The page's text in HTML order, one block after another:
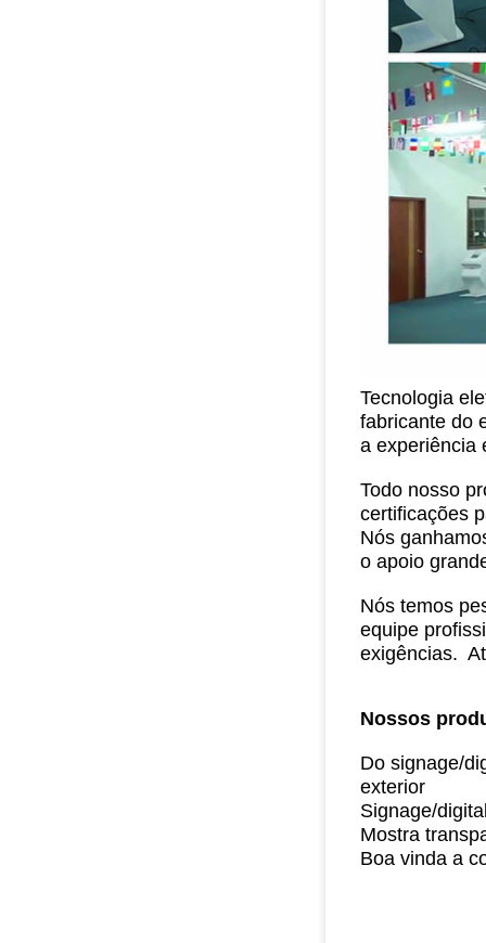
Tecnologia
fabricante do
a experiência
Todo nosso
certificações
Nós
o apoio
Nós temos
equipe
exigências.
Nossos
Do signage/
exterior
Signage/
Mostra
Boa vinda a